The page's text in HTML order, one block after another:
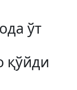
ўт
қўйди